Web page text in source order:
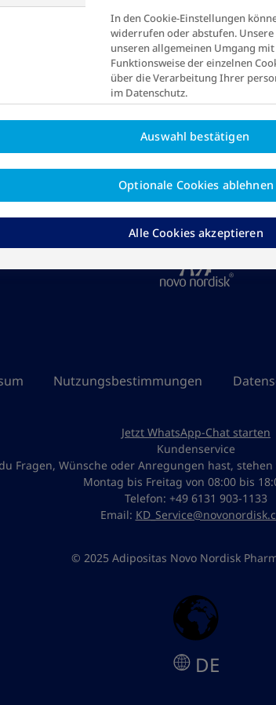
Herunterladen
Nutzungsbestimmungen
Jetzt WhatsApp-Chat starten
Kundenservice
Fragen, Wünsche oder Anregungen hast,
Montag bis Freitag von 08:00 bis
Telefon: +49 6131 903-1133
Email:
© 2025 Adipositas Novo Nordisk
DE
In den Cookie-Einstellungen
widerrufen oder abstufen. Unsere
unseren allgemeinen Umgang mit
Funktionsweise der einzelnen
über die Verarbeitung Ihrer
im Datenschutz.
Auswahl bestätigen
Optionale Cookies ablehnen
Alle Cookies akzeptieren